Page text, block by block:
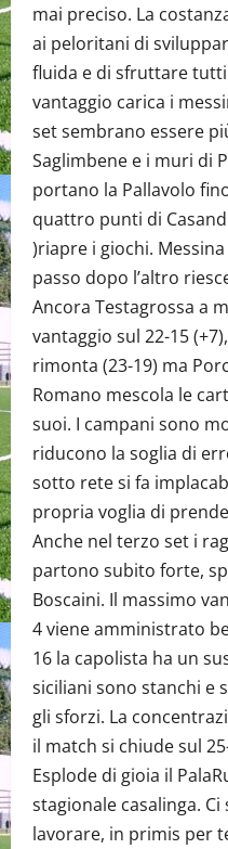
mai preciso. La
ai peloritani di
fluida e di sfruttare
vantaggio carica i
set sembrano essere
Saglimbene e i muri di
portano la Pallavolo
quattro punti di
)riapre i giochi.
passo dopo l’altro
Ancora Testagrossa a
vantaggio sul 22-15
rimonta (23-19) ma
Romano mescola le
suoi. I campani sono
riducono la soglia di
sotto rete si fa
propria voglia di
Anche nel terzo set i
partono subito forte,
Boscaini. Il massimo
4 viene amministrato
16 la capolista ha un
siciliani sono stanchi e
gli sforzi. La
il match si chiude sul
Esplode di gioia il
stagionale casalinga.
lavorare, in primis per